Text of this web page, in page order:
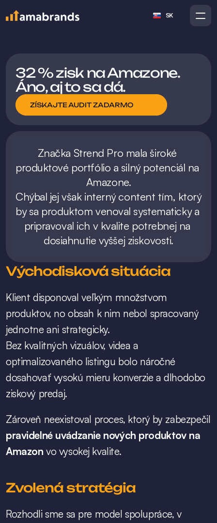
32 % zisk na Amazone.
Áno, aj to sa dá.
ZÍSKAJTE AUDIT ZADARMO
Značka Strend Pro mala široké
produktové portfólio a silný potenciál na
Amazone.
Chýbal jej však interný content tím, ktorý
by sa produktom venoval systematicky a
pripravoval ich v kvalite potrebnej na
dosiahnutie vyššej ziskovosti.
Východisková situácia
Klient disponoval veľkým množstvom
produktov, no obsah k nim nebol spracovaný
jednotne ani strategicky.
Bez kvalitných vizuálov, videa a
optimalizovaného listingu bolo náročné
dosahovať vysokú mieru konverzie a dlhodobo
ziskový predaj.
pravidelné uvádzanie nových produktov na
Amazon vo vysokej kvalite.
Zvolená stratégia
Rozhodli sme sa pre model spolupráce, v
SK